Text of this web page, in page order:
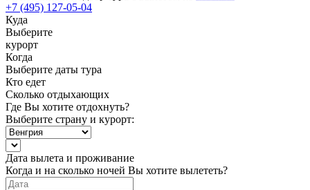
+7 (495) 127-05-04
Куда
Выберите
курорт
Когда
Выберите даты тура
Кто едет
Сколько отдыхающих
Где Вы хотите отдохнуть?
Выберите страну и курорт:
Дата вылета и проживание
Когда и на сколько ночей Вы хотите вылететь?